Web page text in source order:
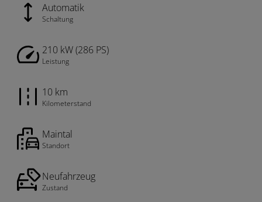
Automatik
Schaltung
210 kW (286 PS)
Leistung
10 km
Kilometerstand
Maintal
Standort
Neufahrzeug
Zustand